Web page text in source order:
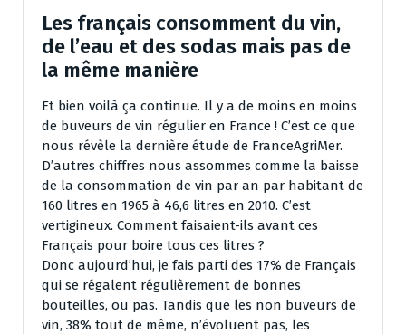
Les français consomment du vin,
de l’eau et des sodas mais pas de
la même manière
Et bien voilà ça continue. Il y a de moins en moins
de buveurs de vin régulier en France ! C’est ce que
nous révèle la dernière étude de FranceAgriMer.
D’autres chiffres nous assommes comme la baisse
de la consommation de vin par an par habitant de
160 litres en 1965 à 46,6 litres en 2010. C’est
vertigineux. Comment faisaient-ils avant ces
Français pour boire tous ces litres ?
Donc aujourd’hui, je fais parti des 17% de Français
qui se régalent régulièrement de bonnes
bouteilles, ou pas. Tandis que les non buveurs de
vin, 38% tout de même, n’évoluent pas, les